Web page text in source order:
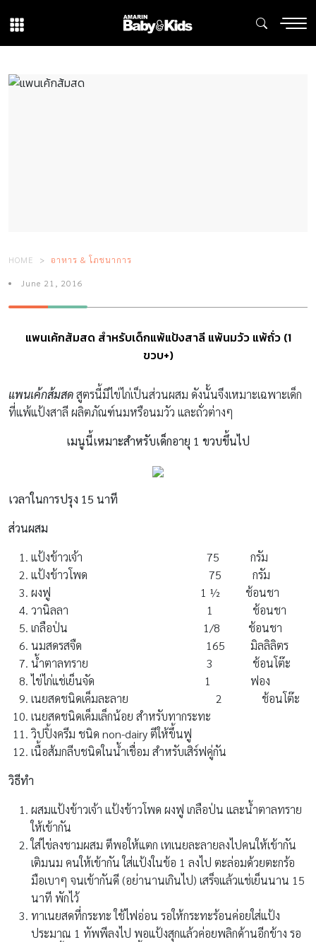
HOME อาหาร & โภชนาการ
June 21, 2016
แพนเค้กส้มสด สำหรับเด็กแพ้แป้งสาลี แพ้นมวัว แพ้ถั่ว (1
ขวบ+)
แพนเค้กส้มสดสูตรนี้มีไข่ไก่เป็นส่วนผสม ดังนั้นจึงเหมาะเฉพาะเด็ก
ที่แพ้แป้งสาลี ผลิตภัณฑ์นมหรือนมวัว และถั่วต่างๆ
เมนูนี้เหมาะสำหรับเด็กอายุ 1 ขวบขึ้นไป
เวลาในการปรุง 15 นาที
ส่วนผสม
แป้งข้าวเจ้า 75 กรัม
แป้งข้าวโพด 75 กรัม
ผงฟู 1 ½ ช้อนชา
วานิลลา 1 ช้อนชา
เกลือป่น 1/8 ช้อนชา
นมสดรสจืด 165 มิลลิลิตร
น้ำตาลทราย 3 ช้อนโต๊ะ
ไข่ไก่แช่เย็นจัด 1 ฟอง
เนยสดชนิดเค็มละลาย 2 ช้อนโต๊ะ
เนยสดชนิดเค็มเล็กน้อย สำหรับทากระทะ
วิปปิ้งครีม ชนิด non-dairy ตีให้ขึ้นฟู
เนื้อส้มกลีบชนิดในน้ำเชื่อม สำหรับเสิร์ฟคู่กัน
วิธีทำ
ผสมแป้งข้าวเจ้า แป้งข้าวโพด ผงฟู เกลือป่น และน้ำตาลทราย
ให้เข้ากัน
ใส่ไข่ลงชามผสม ตีพอให้แตก เทเนยละลายลงไปคนให้เข้ากัน
เติมนม คนให้เข้ากัน ใส่แป้งในข้อ 1 ลงไป ตะล่อมด้วยตะกร้อ
มือเบาๆ จนเข้ากันดี (อย่านานเกินไป) เสร็จแล้วแช่เย็นนาน 15
นาที พักไว้
ทาเนยสดที่กระทะ ใช้ไฟอ่อน รอให้กระทะร้อนค่อยใส่แป้ง
ประมาณ 1 ทัพพีลงไป พอแป้งสุกแล้วค่อยพลิกด้านอีกข้าง รอ